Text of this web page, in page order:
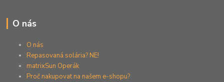
O nás
O nás
Repasovaná solária? NE!
matrixSun Operák
Proč nakupovat na našem e-shopu?